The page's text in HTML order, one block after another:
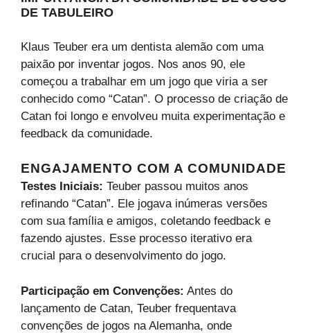
DE TABULEIRO
Klaus Teuber era um dentista alemão com uma
paixão por inventar jogos. Nos anos 90, ele
começou a trabalhar em um jogo que viria a ser
conhecido como “Catan”. O processo de criação de
Catan foi longo e envolveu muita experimentação e
feedback da comunidade.
ENGAJAMENTO COM A COMUNIDADE
Testes Iniciais: Teuber passou muitos anos
refinando “Catan”. Ele jogava inúmeras versões
com sua família e amigos, coletando feedback e
fazendo ajustes. Esse processo iterativo era
crucial para o desenvolvimento do jogo.
Participação em Convenções: Antes do
lançamento de Catan, Teuber frequentava
convenções de jogos na Alemanha, onde